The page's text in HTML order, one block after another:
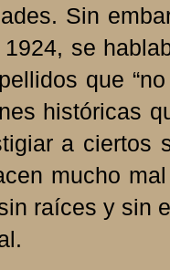
Sin
se
que
históricas
a ciertos
mucho
raíces y sin